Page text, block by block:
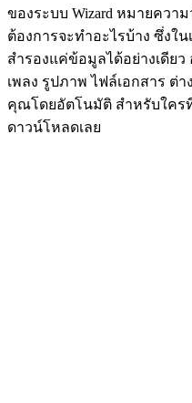
ของระบบ Wizard หมายควา
ต้องการจะทำอะไรบ้าง ซึ่งใ
สำรองแค่ข้อมูลได้อย่างเดีย
เพลง รูปภาพ ไฟล์เอกสาร ต่
คุณโดยอัตโนมัติ สำหรับใคร
ดาวน์โหลดเลย